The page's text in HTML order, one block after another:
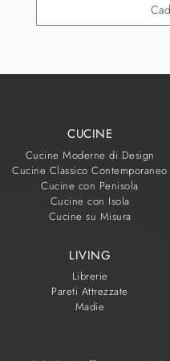
CUCINE
Cucine Moderne di Design
Cucine Classico Contemporaneo
Cucine con Penisola
Cucine con Isola
Cucine su Misura
LIVING
Librerie
Pareti Attrezzate
Madie